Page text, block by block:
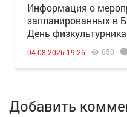
Информация о
запланированных в
День физкультурника
04.08.2026 19:26 850
Добавить